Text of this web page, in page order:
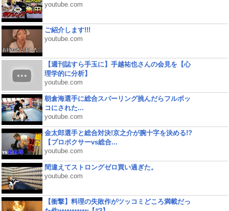
youtube.com
ご紹介します!!!
youtube.com
【週刊誌すら手玉に】手越祐也さんの会見を【心
理学的に分析】
youtube.com
朝倉海選手に総合スパーリング挑んだらフルボッ
コにされた...
youtube.com
金太郎選手と総合対決!京之介が腕十字を決める!?
【プロボクサーvs総合...
youtube.com
間違えてストロングゼロ買い過ぎた。
youtube.com
【衝撃】料理の失敗作がツッコミどころ満載だっ